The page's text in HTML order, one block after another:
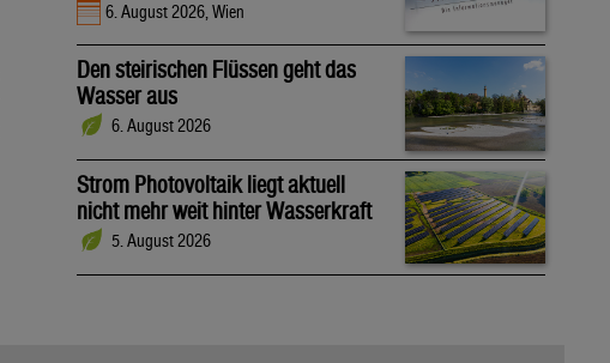
6. August 2026, Wien
Den steirischen Flüssen geht das
Wasser aus
6. August 2026
Strom Photovoltaik liegt aktuell
nicht mehr weit hinter Wasserkraft
5. August 2026